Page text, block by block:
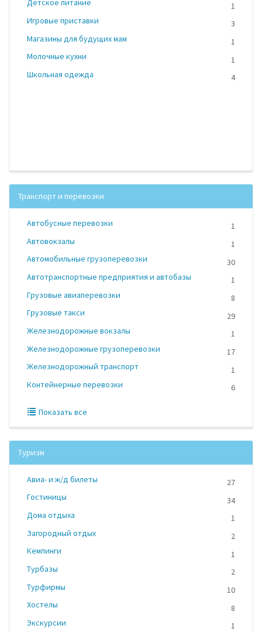
Детское питание
1
Игровые приставки
3
Магазины для будущих мам
1
Молочные кухни
1
Школьная одежда
4
Транспорт и перевозки
Автобусные перевозки
1
Автовокзалы
1
Автомобильные грузоперевозки
30
Автотранспортные предприятия и автобазы
1
Грузовые авиаперевозки
8
Грузовые такси
29
Железнодорожные вокзалы
1
Железнодорожные грузоперевозки
17
Железнодорожный транспорт
1
Контейнерные перевозки
6
Показать все
Туризм
Авиа- и ж/д билеты
27
Гостиницы
34
Дома отдыха
1
Загородный отдых
2
Кемпинги
1
Турбазы
2
Турфирмы
10
Хостелы
8
Экскурсии
1